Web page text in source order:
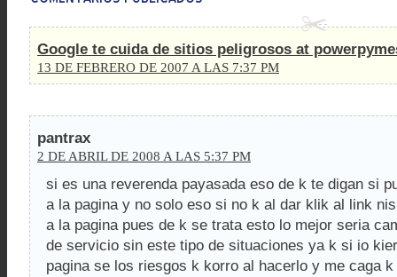
Google te cuida de sitios peligrosos at
13 DE FEBRERO DE 2007 A LAS 7:37 PM
pantrax
2 DE ABRIL DE 2008 A LAS 5:37 PM
si es una reverenda payasada eso de k te digan si
a la pagina y no solo eso si no k al dar klik al link
a la pagina pues de k se trata esto lo mejor seria
de servicio sin este tipo de situaciones ya k si io
pagina se los riesgos k korro al hacerlo y me caga k